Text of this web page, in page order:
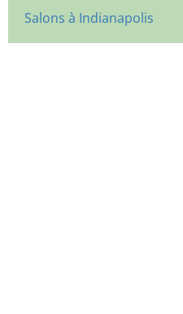
Salons à Indianapolis